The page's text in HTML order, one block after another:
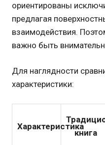
ориентированы
предлагая
взаимодействия.
важно быть
Для наглядности
характеристики:
Характеристика
книга